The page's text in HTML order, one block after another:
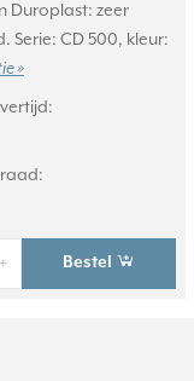
Duroplast: zeer
Serie: CD 500, kleur:
»
+ Bestel